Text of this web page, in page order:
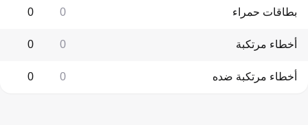
بطاقات حمراء 0
0
أخطاء مرتكبة 0
0
أخطاء مرتكبة ضده 0
0